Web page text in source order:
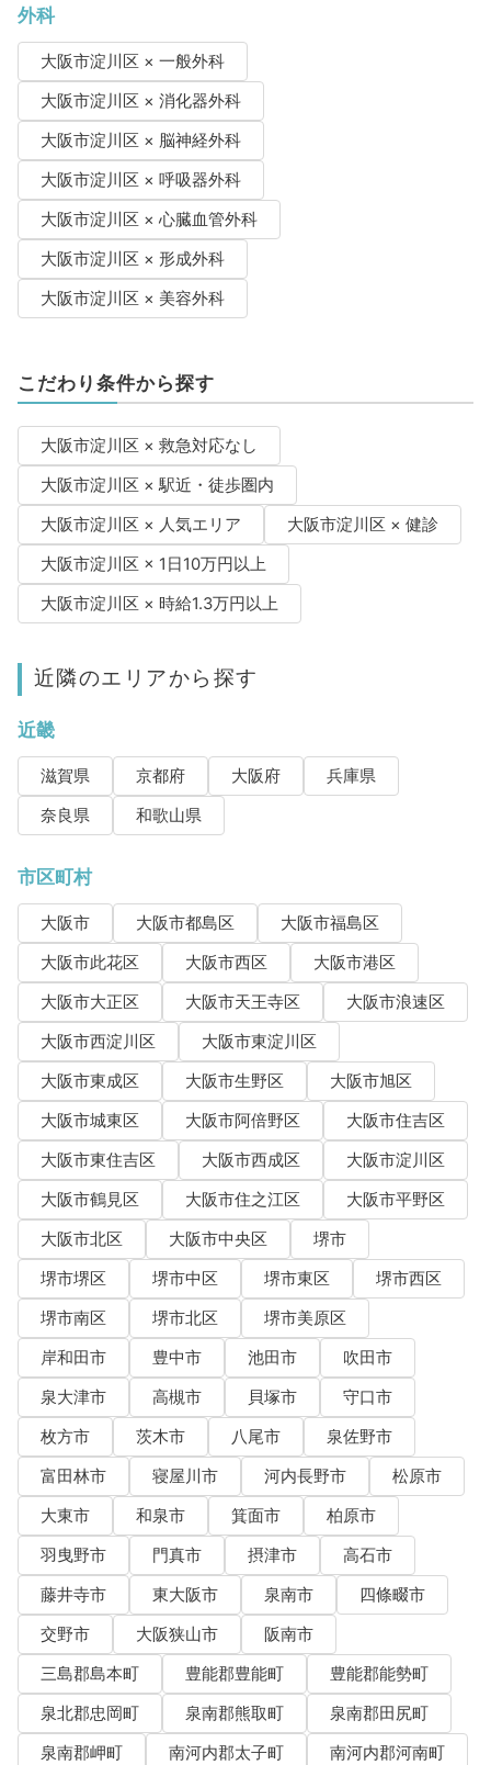
外科
大阪市淀川区 × 一般外科
大阪市淀川区 × 消化器外科
大阪市淀川区 × 脳神経外科
大阪市淀川区 × 呼吸器外科
大阪市淀川区 × 心臓血管外科
大阪市淀川区 × 形成外科
大阪市淀川区 × 美容外科
こだわり条件から探す
大阪市淀川区 × 救急対応なし
大阪市淀川区 × 駅近・徒歩圏内
大阪市淀川区 × 人気エリア
大阪市淀川区 × 健診
大阪市淀川区 × 1日10万円以上
大阪市淀川区 × 時給1.3万円以上
近隣のエリアから探す
近畿
滋賀県 京都府 大阪府
兵庫県
奈良県
和歌山県
市区町村
大阪市 大阪市都島区
大阪市福島区
大阪市此花区
大阪市西区
大阪市港区
大阪市大正区
大阪市天王寺区
大阪市浪速区
大阪市西淀川区
大阪市東淀川区
大阪市東成区
大阪市生野区
大阪市旭区
大阪市城東区
大阪市阿倍野区
大阪市住吉区
大阪市東住吉区
大阪市西成区
大阪市淀川区
大阪市鶴見区
大阪市住之江区
大阪市平野区
大阪市北区
大阪市中央区
堺市
堺市堺区
堺市中区 堺市東区
堺市西区
堺市南区
堺市北区
堺市美原区
岸和田市
豊中市 池田市
吹田市
泉大津市
高槻市 貝塚市
守口市
枚方市
茨木市 八尾市
泉佐野市
富田林市
寝屋川市 河内長野市
松原市
大東市
和泉市 箕面市
柏原市
羽曳野市
門真市 摂津市
高石市
藤井寺市
東大阪市 泉南市
四條畷市
交野市
大阪狭山市
阪南市
三島郡島本町
豊能郡豊能町
豊能郡能勢町
泉北郡忠岡町
泉南郡熊取町
泉南郡田尻町
泉南郡岬町
南河内郡太子町
南河内郡河南町